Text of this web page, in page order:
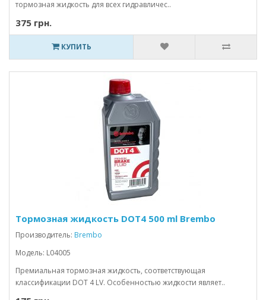
тормозная жидкость для всех гидравличес..
375 грн.
КУПИТЬ
Тормозная жидкость DOT4 500 ml Brembo
Производитель: Brembo
Модель: L04005
Премиальная тормозная жидкость, соответствующая
классификации DOT 4 LV. Особенностью жидкости являет..